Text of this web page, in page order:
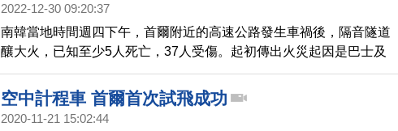
2022-12-30 09:20:37
南韓當地時間週四下午，首爾附近的高速公路發生車禍後，隔音隧道
釀大火，已知至少5人死亡，37人受傷。起初傳出火災起因是巴士及
貨車在隧道內發生車禍，但據警方說明，是一輛回收車發生事故導
致，疑似因引擎過熱起火，火勢蔓延導致悲劇。總統尹錫悅要求徹底
分析事發原因，下令國土交通部部長等官員，針對隔音隧道等類似設
空中計程車 首爾首次試飛成功
2020-11-21 15:02:44